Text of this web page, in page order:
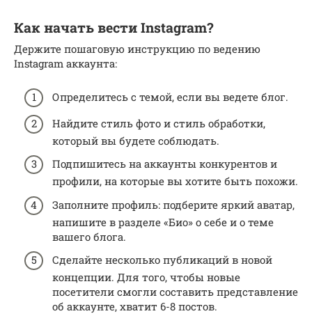
Как начать вести Instagram?
Держите пошаговую инструкцию по ведению
Instagram аккаунта:
Определитесь с темой, если вы ведете блог.
Найдите стиль фото и стиль обработки,
который вы будете соблюдать.
Подпишитесь на аккаунты конкурентов и
профили, на которые вы хотите быть похожи.
Заполните профиль: подберите яркий аватар,
напишите в разделе «Био» о себе и о теме
вашего блога.
Сделайте несколько публикаций в новой
концепции. Для того, чтобы новые
посетители смогли составить представление
об аккаунте, хватит 6-8 постов.